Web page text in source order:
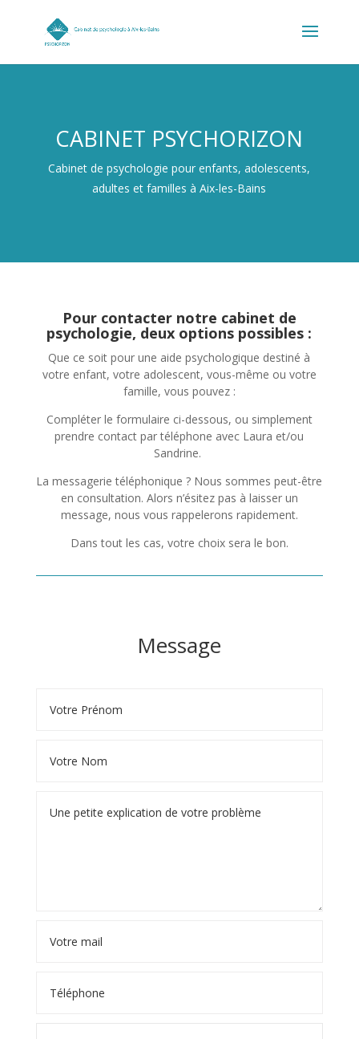
CABINET PSYCHORIZON
Cabinet de psychologie pour enfants, adolescents,
adultes et familles à Aix-les-Bains
Pour contacter notre cabinet de
psychologie, deux options possibles :
Que ce soit pour une aide psychologique destiné à
votre enfant, votre adolescent, vous-même ou votre
famille, vous pouvez :
Compléter le formulaire ci-dessous, ou simplement
prendre contact par téléphone avec Laura et/ou
Sandrine.
La messagerie téléphonique ? Nous sommes peut-être
en consultation. Alors n’ésitez pas à laisser un
message, nous vous rappelerons rapidement.
Dans tout les cas, votre choix sera le bon.
Message